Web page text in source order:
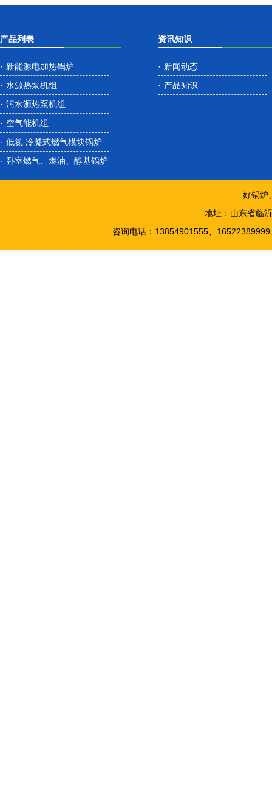
产品列表
· 新能源电加热锅炉
· 水源热泵机组
· 污水源热泵机组
· 空气能机组
· 低氮 冷凝式燃气模块锅炉
· 卧室燃气、燃油、醇基锅炉
资讯知识
· 新闻动态
· 产品知识
好锅炉
地址：山东省临
咨询电话：13854901555、